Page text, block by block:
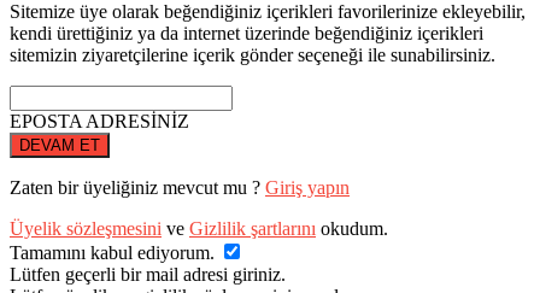
Sitemize üye olarak beğendiğiniz içerikleri favorilerinize ekleyebilir,
kendi ürettiğiniz ya da internet üzerinde beğendiğiniz içerikleri
sitemizin ziyaretçilerine içerik gönder seçeneği ile sunabilirsiniz.
EPOSTA ADRESİNİZ
DEVAM ET
Zaten bir üyeliğiniz mevcut mu ? Giriş yapın
Üyelik sözleşmesini ve Gizlilik şartlarını okudum.
Tamamını kabul ediyorum.
Lütfen geçerli bir mail adresi giriniz.